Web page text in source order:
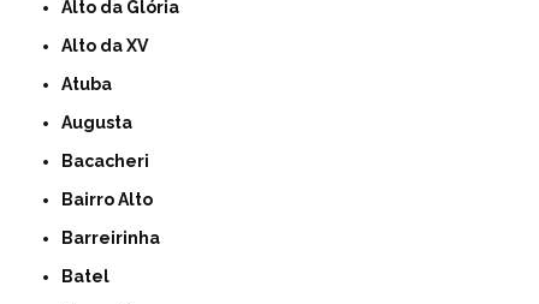
Alto da Glória
Alto da XV
Atuba
Augusta
Bacacheri
Bairro Alto
Barreirinha
Batel